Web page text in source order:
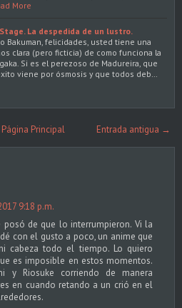
More
La despedida de un lustro.
Bakuman, felicidades, usted tiene una
clara (pero ficticia) de como funciona la
Si es el perezoso de Madureira, que
viene por ósmosis y que todos deb…
Entrada antigua →
Página Principal
9:18 p.m.
posó de que lo interrumpieron. Vi la
con el gusto a poco, un anime que
cabeza todo el tiempo. Lo quiero
es imposible en estos momentos.
y Riosuke corriendo de manera
en cuando retando a un crió en el